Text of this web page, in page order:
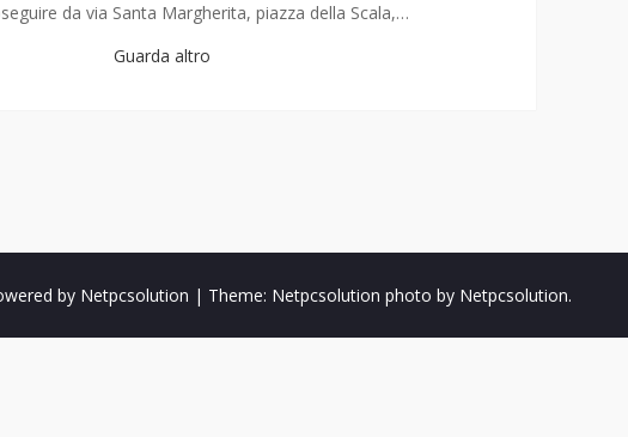
da via Santa Margherita, piazza della Scala,…
Guarda altro
by Netpcsolution | Theme: Netpcsolution photo by Netpcsolution.